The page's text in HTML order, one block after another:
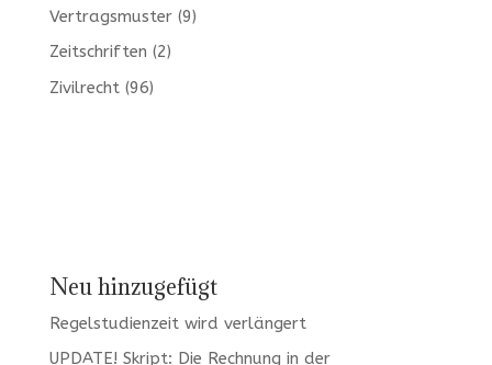
Vertragsmuster(9)
Zeitschriften (2)
Zivilrecht(96)
Neu hinzugefügt
Regelstudienzeit wird verlängert
UPDATE! Skript: Die Rechnung in der